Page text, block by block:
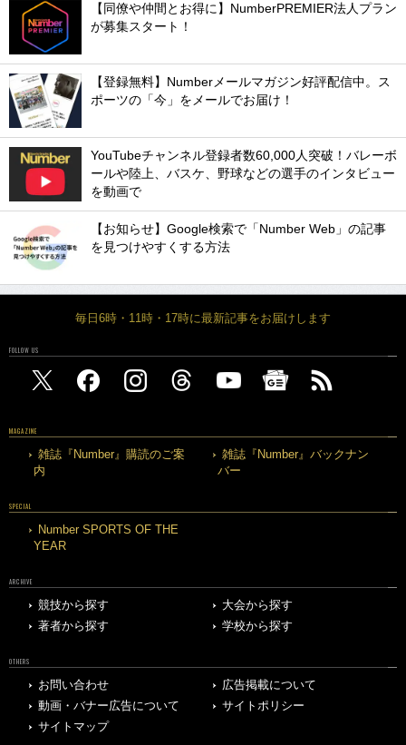
【同僚や仲間とお得に】NumberPREMIER法人プラン
が募集スタート！
【登録無料】Numberメールマガジン好評配信中。ス
ポーツの「今」をメールでお届け！
YouTubeチャンネル登録者数60,000人突破！バレーボ
ールや陸上、バスケ、野球などの選手のインタビュー
を動画で
【お知らせ】Google検索で「Number Web」の記事
を見つけやすくする方法
毎日6時・11時・17時に最新記事をお届けします
FOLLOW US
MAGAZINE
雑誌『Number』購読のご案
内
雑誌『Number』バックナン
バー
SPECIAL
Number SPORTS OF THE
YEAR
ARCHIVE
競技から探す
大会から探す
著者から探す
学校から探す
OTHERS
お問い合わせ
広告掲載について
動画・バナー広告について
サイトポリシー
サイトマップ